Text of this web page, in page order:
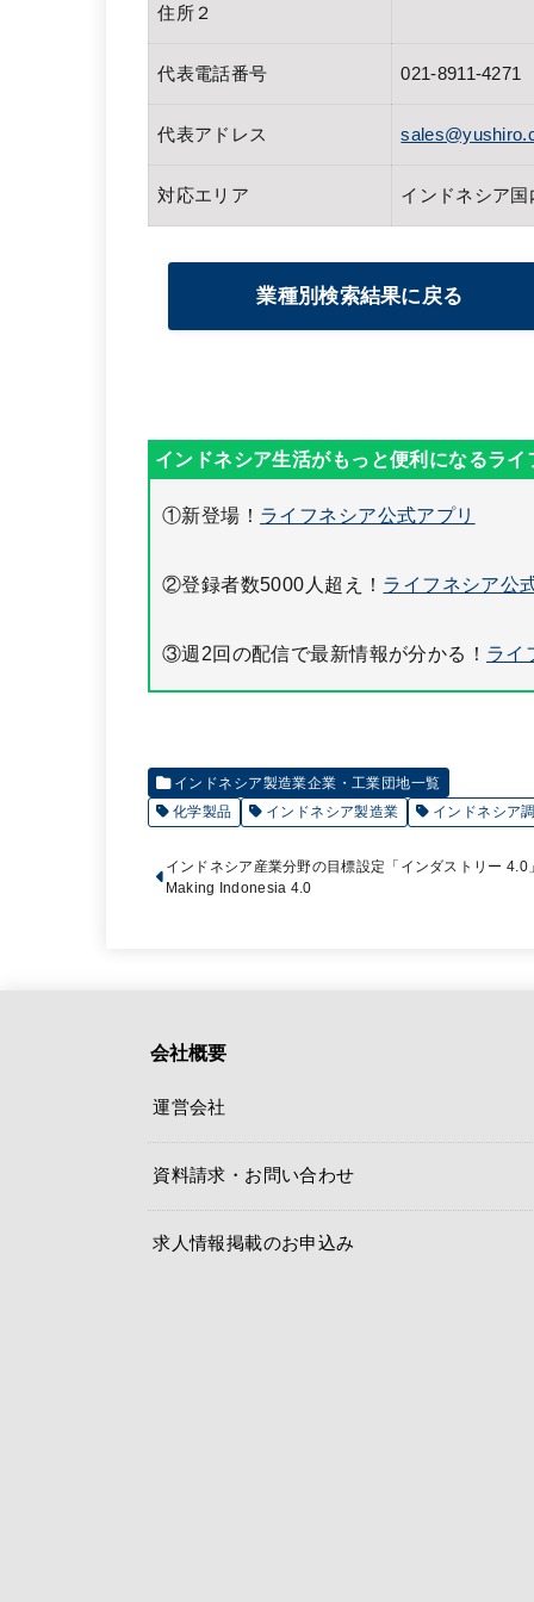
住所２
代表電話番号 021-8911-4271
代表アドレス
対応エリア インドネシア
業種別検索結果に戻る
①新登場！ ライフネシア公式アプリ
②登録者数5000人超え！ ライフネシア公
③週2回の配信で最新情報が分かる！ ライ
インドネシア製造業企業・工業団地一覧
化学製品
インドネシア製造業 インドネシア
インドネシア産業分野の目標設定「インダストリー 4.0
Making Indonesia 4.0
会社概要
運営会社
資料請求・お問い合わせ
求人情報掲載のお申込み